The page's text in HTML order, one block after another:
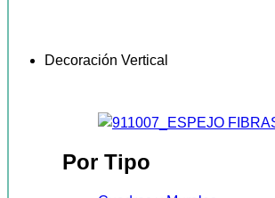
Decoración Vertical
Por Tipo